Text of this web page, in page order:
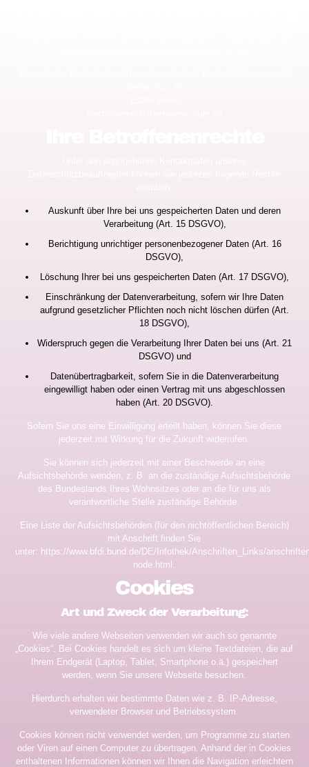
Auskunft über Ihre bei uns gespeicherten Daten und deren
Verarbeitung (Art. 15 DSGVO),
Berichtigung unrichtiger personenbezogener Daten (Art. 16
DSGVO),
Löschung Ihrer bei uns gespeicherten Daten (Art. 17 DSGVO),
Einschränkung der Datenverarbeitung, sofern wir Ihre Daten
aufgrund gesetzlicher Pflichten noch nicht löschen dürfen (Art.
18 DSGVO),
Widerspruch gegen die Verarbeitung Ihrer Daten bei uns (Art. 21
DSGVO) und
Datenübertragbarkeit, sofern Sie in die Datenverarbeitung
eingewilligt haben oder einen Vertrag mit uns abgeschlossen
haben (Art. 20 DSGVO).
Sofern Sie uns eine Einwilligung erteilt haben, können Sie diese
jederzeit mit Wirkung für die Zukunft widerrufen.
Sie können sich jederzeit mit einer Beschwerde an eine
Aufsichtsbehörde wenden, z. B. an die zuständige Aufsichtsbehörde
des Bundeslands Ihres Wohnsitzes oder an die für uns als
verantwortliche Stelle zuständige Behörde.
Eine Liste der Aufsichtsbehörden (für den nichtöffentlichen Bereich)
mit Anschrift finden Sie
unter: https://www.bfdi.bund.de/DE/Infothek/Anschriften_Links/
node.html .
Cookies
Art und Zweck der Verarbeitung:
Wie viele andere Webseiten verwenden wir auch so genannte
„Cookies“. Bei Cookies handelt es sich um kleine Textdateien, die auf
Ihrem Endgerät (Laptop, Tablet, Smartphone o.ä.) gespeichert
werden, wenn Sie unsere Webseite besuchen.
Hierdurch erhalten wir bestimmte Daten wie z. B. IP-Adresse,
verwendeter Browser und Betriebssystem.
Cookies können nicht verwendet werden, um Programme zu starten
oder Viren auf einen Computer zu übertragen. Anhand der in Cookies
enthaltenen Informationen können wir Ihnen die Navigation erleichtern